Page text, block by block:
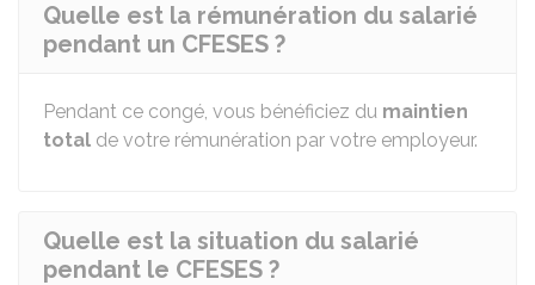
Quelle est la rémunération du salarié
pendant un CFESES ?
Pendant ce congé, vous bénéficiez du maintien
total de votre rémunération par votre employeur.
Quelle est la situation du salarié
pendant le CFESES ?